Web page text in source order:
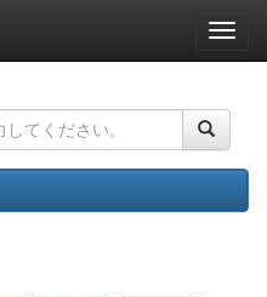
ナ
ビ
ー
ョ
ン